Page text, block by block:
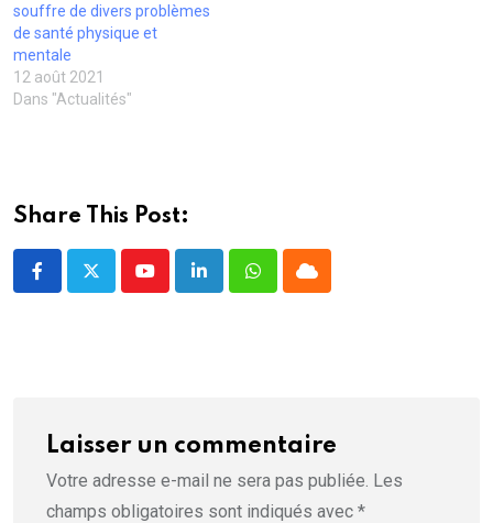
o
u
e
l
l
e
)
n
ê
)
souffre de divers problèmes
de santé physique et
mentale
12 août 2021
Dans "Actualités"
Share This Post:
YoutubeLinkedInWhatsappCloud
Laisser un commentaire
Votre adresse e-mail ne sera pas publiée. Les
champs obligatoires sont indiqués avec *